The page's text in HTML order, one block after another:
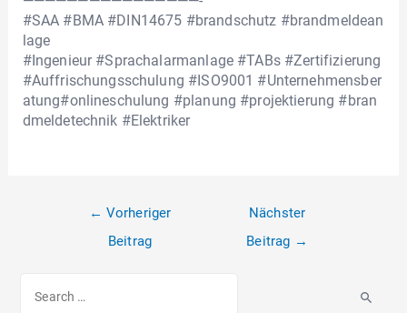
#SAA #BMA #DIN14675 #brandschutz #brandmeldean
lage
#Ingenieur #Sprachalarmanlage #TABs #Zertifizierung
#Auffrischungsschulung #ISO9001 #Unternehmensber
atung#onlineschulung #planung #projektierung #bran
dmeldetechnik #Elektriker
← Vorheriger
Beitrag
Nächster
Beitrag →